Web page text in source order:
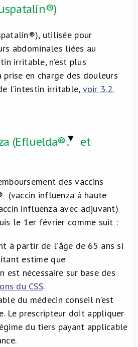
utilisée pour
abdominales liées au
irritable, n’est plus
prise en charge des douleurs
l’intestin irritable, voir 3.2.
(Efluelda®.
et
des vaccins
(vaccin influenza à haute
influenza avec adjuvant)
le 1er février comme suit :
à partir de l’âge de 65 ans si
estime que
est nécessaire sur base des
du CSS.
du médecin conseil n’est
Le prescripteur doit appliquer
du tiers payant applicable